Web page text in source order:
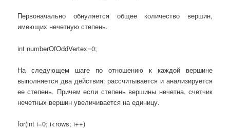
Первоначально обнуляется общее количество вершин,
имеющих нечетную степень.
int numberOfOddVertex=0;
На следующем шаге по отношению к каждой вершине
выполняется два действия: рассчитывается и анализируется
ее степень. Причем если степень вершины нечетна, счетчик
нечетных вершин увеличивается на единицу.
for(int i=0; i<rows; i++)